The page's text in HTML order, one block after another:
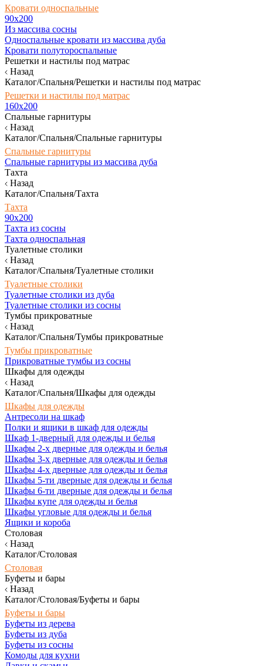
Кровати односпальные
90х200
Из массива сосны
Односпальные кровати из массива дуба
Кровати полутороспальные
Решетки и настилы под матрас
Назад
Каталог/Спальня/Решетки и настилы под матрас
Решетки и настилы под матрас
160х200
Спальные гарнитуры
Назад
Каталог/Спальня/Спальные гарнитуры
Спальные гарнитуры
Спальные гарнитуры из массива дуба
Тахта
Назад
Каталог/Спальня/Тахта
Тахта
90х200
Тахта из сосны
Тахта односпальная
Туалетные столики
Назад
Каталог/Спальня/Туалетные столики
Туалетные столики
Туалетные столики из дуба
Туалетные столики из сосны
Тумбы прикроватные
Назад
Каталог/Спальня/Тумбы прикроватные
Тумбы прикроватные
Прикроватные тумбы из сосны
Шкафы для одежды
Назад
Каталог/Спальня/Шкафы для одежды
Шкафы для одежды
Антресоли на шкаф
Полки и ящики в шкаф для одежды
Шкаф 1-дверный для одежды и белья
Шкафы 2-х дверные для одежды и белья
Шкафы 3-х дверные для одежды и белья
Шкафы 4-х дверные для одежды и белья
Шкафы 5-ти дверные для одежды и белья
Шкафы 6-ти дверные для одежды и белья
Шкафы купе для одежды и белья
Шкафы угловые для одежды и белья
Ящики и короба
Столовая
Назад
Каталог/Столовая
Столовая
Буфеты и бары
Назад
Каталог/Столовая/Буфеты и бары
Буфеты и бары
Буфеты из дерева
Буфеты из дуба
Буфеты из сосны
Комоды для кухни